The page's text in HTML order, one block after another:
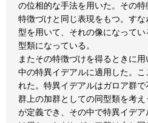
の位相的な手法を用いた。その
特徴づけと同じ表現をもつ。す
型を用いて、それの像になって
型類になっている。
またその特徴づけを得るときに
中の特異イデアルに適用した。
れた。特異イデアルはガロア群
群上の加群としての同型類を考
が定義でき、その中で特異イデ